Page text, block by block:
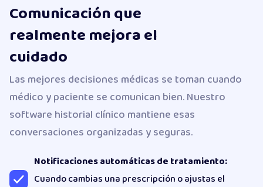
Comunicación que
realmente mejora el
cuidado
Las mejores decisiones médicas se toman cuando
médico y paciente se comunican bien. Nuestro
software historial clínico mantiene esas
conversaciones organizadas y seguras.
Notificaciones automáticas de tratamiento:
Cuando cambias una prescripción o ajustas el